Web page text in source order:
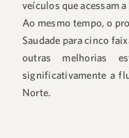
veículos que acessam
Ao mesmo tempo, o
Saudade para cinco
outras melhorias
significativamente a
Norte.